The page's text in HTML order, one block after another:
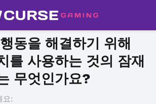
동을 해결하기 위해
를 사용하는 것의 잠재
무엇인가요?
요: